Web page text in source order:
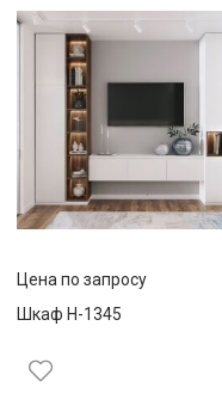
Цена по запросу
Шкаф Н-1345